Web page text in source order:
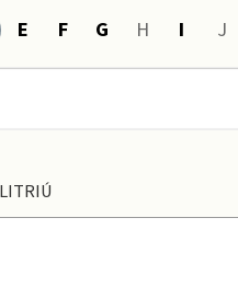
E F G H I J